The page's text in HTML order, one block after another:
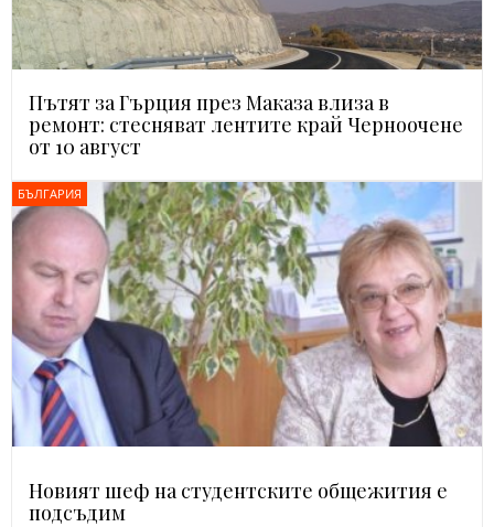
Пътят за Гърция през Маказа влиза в
ремонт: стесняват лентите край Черноочене
от 10 август
БЪЛГАРИЯ
Новият шеф на студентските общежития е
подсъдим